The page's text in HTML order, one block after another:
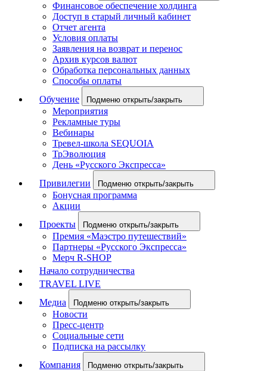
Финансовое обеспечение холдинга
Доступ в старый личный кабинет
Отчет агента
Условия оплаты
Заявления на возврат и перенос
Архив курсов валют
Обработка персональных данных
Способы оплаты
Обучение
Подменю открыть/закрыть
Мероприятия
Рекламные туры
Вебинары
Тревел-школа SEQUOIA
ТрЭволюция
День «Русского Экспресса»
Привилегии
Подменю открыть/закрыть
Бонусная программа
Акции
Проекты
Подменю открыть/закрыть
Премия «Маэстро путешествий»
Партнеры «Русского Экспресса»
Мерч R-SHOP
Начало сотрудничества
TRAVEL LIVE
Медиа
Подменю открыть/закрыть
Новости
Пресс-центр
Социальные сети
Подписка на рассылку
Компания
Подменю открыть/закрыть